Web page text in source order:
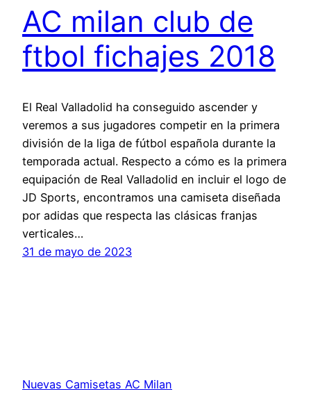
AC milan club de
ftbol fichajes 2018
El Real Valladolid ha conseguido ascender y
veremos a sus jugadores competir en la primera
división de la liga de fútbol española durante la
temporada actual. Respecto a cómo es la primera
equipación de Real Valladolid en incluir el logo de
JD Sports, encontramos una camiseta diseñada
por adidas que respecta las clásicas franjas
verticales…
31 de mayo de 2023
Nuevas Camisetas AC Milan